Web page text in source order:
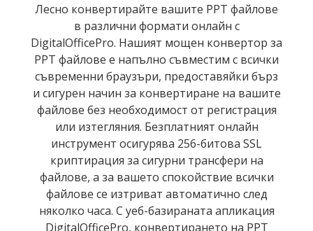
Лесно конвертирайте вашите PPT файлове
в различни формати онлайн с
DigitalOfficePro. Нашият мощен конвертор за
PPT файлове е напълно съвместим с всички
съвременни браузъри, предоставяйки бърз
и сигурен начин за конвертиране на вашите
файлове без необходимост от регистрация
или изтегляния. Безплатният онлайн
инструмент осигурява 256-битова SSL
криптирация за сигурни трансфери на
файлове, а за вашето спокойствие всички
файлове се изтриват автоматично след
няколко часа. С уеб-базираната апликация
DigitalOfficePro, конвертирането на PPT